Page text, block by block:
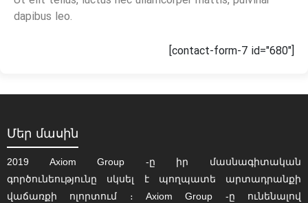
dapibus leo.
[contact-form-7 id="680"]
Մեր մասին
2019 Axiom Group -ը իր մասնագիտական
գործունեությունը սկսել է պողպատե արտադրանքի
վաճառքի ոլորտում ։ Axiom Group -ը ունենալով